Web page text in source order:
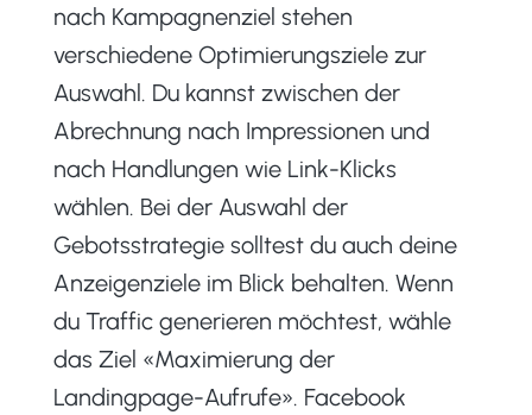
nach Kampagnenziel stehen
verschiedene Optimierungsziele zur
Auswahl. Du kannst zwischen der
Abrechnung nach Impressionen und
nach Handlungen wie Link-Klicks
wählen. Bei der Auswahl der
Gebotsstrategie solltest du auch deine
Anzeigenziele im Blick behalten. Wenn
du Traffic generieren möchtest, wähle
das Ziel «Maximierung der
Landingpage-Aufrufe». Facebook